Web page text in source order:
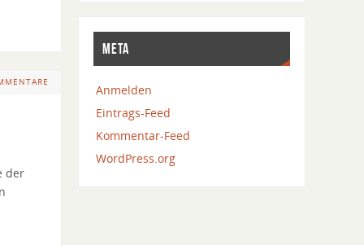
der
META
Anmelden
Eintrags-Feed
Kommentar-Feed
WordPress.org